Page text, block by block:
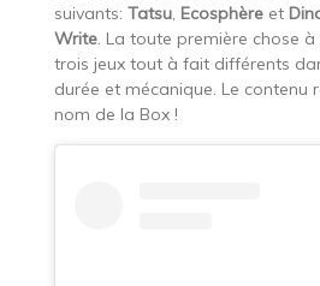
suivants: Tatsu, Ecosphère et
Write. La toute première chose
trois jeux tout à fait différents
durée et mécanique. Le contenu
nom de la Box !